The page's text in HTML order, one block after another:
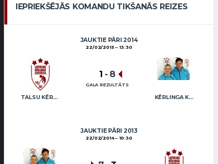
IEPRIEKŠĒJĀS KOMANDU TIKŠANĀS REIZES
JAUKTIE PĀRI 2014
22/02/2015 13:30
TALSU KĒRLINGA KLUBS / M.BREMANE J.BREMANIS KĒRLINGA KLUBS “RĪGA” / I.LINDE A.VEIDEMANIS
1 - 8
GALA REZULTĀTS
JAUKTIE PĀRI 2013
22/02/2014 10:30